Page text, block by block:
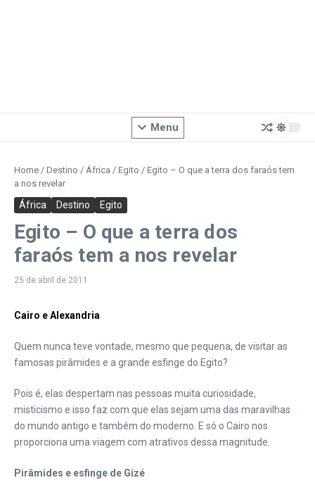
Menu
Home / Destino / África / Egito / Egito – O que a terra dos faraós tem
a nos revelar
África Destino Egito
Egito – O que a terra dos
faraós tem a nos revelar
25 de abril de 2011
Cairo e Alexandria
Quem nunca teve vontade, mesmo que pequena, de visitar as
famosas pirâmides e a grande esfinge do Egito?
Pois é, elas despertam nas pessoas muita curiosidade,
misticismo e isso faz com que elas sejam uma das maravilhas
do mundo antigo e também do moderno. E só o Cairo nos
proporciona uma viagem com atrativos dessa magnitude.
Pirâmides e esfinge de Gizé